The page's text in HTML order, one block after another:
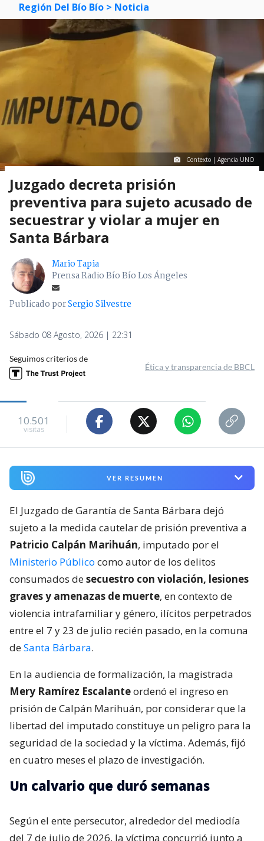
Región Del Bío Bío > Noticia
Contexto | Agencia UNO
Juzgado decreta prisión
preventiva para sujeto acusado de
secuestrar y violar a mujer en
Santa Bárbara
Mario Tapia
Prensa Radio Bío Bío Los Ángeles
Publicado porSergio Silvestre
Sábado 08 Agosto, 2026 | 22:31
Seguimos criterios de
Ética y transparencia de BBCL
10.501
visitas
VER RESUMEN
El Juzgado de Garantía de Santa Bárbara dejó
sujeto a la medida cautelar de prisión preventiva a
Patricio Calpán Marihuán, imputado por el
Ministerio Público como autor de los delitos
consumados desecuestro con violación, lesiones
graves y amenazas de muerte, en contexto de
violencia intrafamiliar y género, ilícitos perpetrados
entre el 7 y 23 de julio recién pasado, en la comuna
deSanta Bárbara.
En la audiencia de formalización, la magistrada
Mery Ramírez Escalanteordenó el ingreso en
prisión de Calpán Marihuán, por considerar que la
libertad del imputado constituye un peligro para la
seguridad de la sociedad y la víctima. Además, fijó
en cuatro meses el plazo de investigación.
Un calvario que duró semanas
Según el ente persecutor, alrededor del mediodía
del 7 de julio de 2026, la víctima concurrió junto a